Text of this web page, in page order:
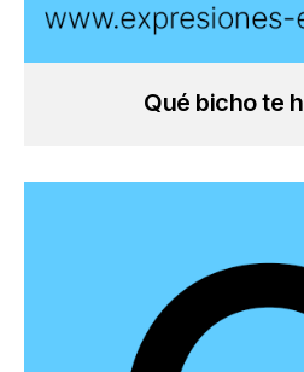
Qué bicho te